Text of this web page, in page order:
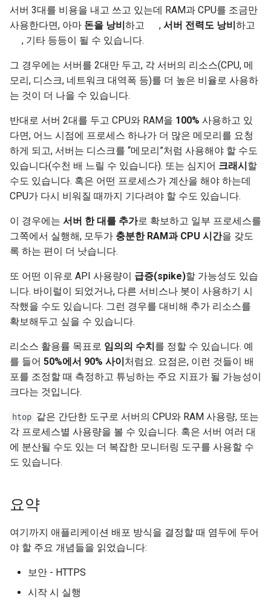
서버 3대를 비용을 내고 쓰고 있는데 RAM과 CPU를 조금만
사용한다면, 아마 돈을 낭비하고 💸, 서버 전력도 낭비하고
🌎, 기타 등등이 될 수 있습니다.
그 경우에는 서버를 2대만 두고, 각 서버의 리소스(CPU, 메
모리, 디스크, 네트워크 대역폭 등)를 더 높은 비율로 사용하
는 것이 더 나을 수 있습니다.
반대로 서버 2대를 두고 CPU와 RAM을 100% 사용하고 있
다면, 어느 시점에 프로세스 하나가 더 많은 메모리를 요청
하게 되고, 서버는 디스크를 “메모리”처럼 사용해야 할 수도
있습니다(수천 배 느릴 수 있습니다). 또는 심지어 크래시할
수도 있습니다. 혹은 어떤 프로세스가 계산을 해야 하는데
CPU가 다시 비워질 때까지 기다려야 할 수도 있습니다.
이 경우에는 서버 한 대를 추가로 확보하고 일부 프로세스를
그쪽에서 실행해, 모두가 충분한 RAM과 CPU 시간을 갖도
록 하는 편이 더 낫습니다.
또 어떤 이유로 API 사용량이 급증(spike)할 가능성도 있습
니다. 바이럴이 되었거나, 다른 서비스나 봇이 사용하기 시
작했을 수도 있습니다. 그런 경우를 대비해 추가 리소스를
확보해두고 싶을 수 있습니다.
리소스 활용률 목표로 임의의 수치를 정할 수 있습니다. 예
를 들어 50%에서 90% 사이처럼요. 요점은, 이런 것들이 배
포를 조정할 때 측정하고 튜닝하는 주요 지표가 될 가능성이
크다는 것입니다.
htop 같은 간단한 도구로 서버의 CPU와 RAM 사용량, 또는
각 프로세스별 사용량을 볼 수 있습니다. 혹은 서버 여러 대
에 분산될 수도 있는 더 복잡한 모니터링 도구를 사용할 수
도 있습니다.
요약
여기까지 애플리케이션 배포 방식을 결정할 때 염두에 두어
야 할 주요 개념들을 읽었습니다:
보안 - HTTPS
시작 시 실행